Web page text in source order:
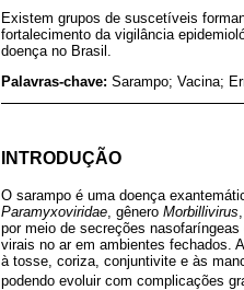
Existem grupos de suscetíveis
fortalecimento da vigilância
doença no Brasil.
Palavras-chave: Sarampo; Vacina;
INTRODUÇÃO
O sarampo é uma doença
Paramyxoviridae , gênero Morbillivirus
por meio de secreções
virais no ar em ambientes fechados.
à tosse, coriza, conjuntivite e às
podendo evoluir com complicações